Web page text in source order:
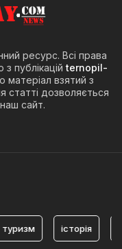
ресурс. Всі права
публікаційternopil-
матеріал взятий з
статті дозволяється
сайт.
історія